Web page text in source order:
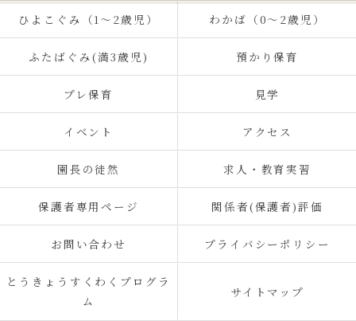
ひよこぐみ（1〜2歳児） わかば（0～2歳児）
ふたばぐみ(満3歳児) 預かり保育
プレ保育 見学
イベント アクセス
園長の徒然 求人・教育実習
保護者専用ページ 関係者(保護者)評価
お問い合わせ プライバシーポリシー
とうきょうすくわくプログラ
ム
サイトマップ